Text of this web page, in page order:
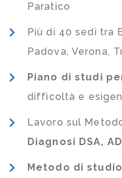
Paratico
Più di 40 sedi tra
Padova, Verona,
Piano di studi
difficoltà e
Lavoro sul
Diagnosi DSA,
Metodo di